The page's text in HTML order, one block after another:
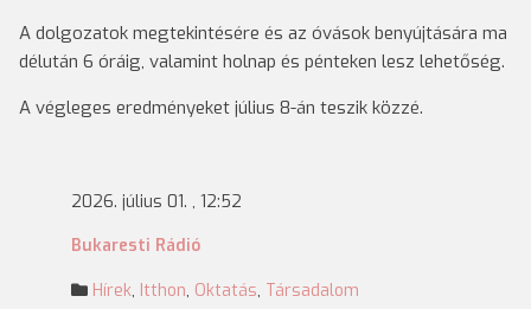
A dolgozatok megtekintésére és az óvások benyújtására ma
délután 6 óráig, valamint holnap és pénteken lesz lehetőség.
A végleges eredményeket július 8-án teszik közzé.
2026. július 01. , 12:52
Bukaresti Rádió
Hírek, Itthon, Oktatás, Társadalom